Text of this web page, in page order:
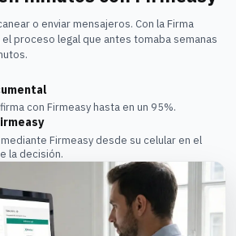
o enviar mensajeros. Con la Firma
proceso legal que antes tomaba semanas
con Firmeasy hasta en un 95%.
Firmeasy desde su celular en el
la decisión.